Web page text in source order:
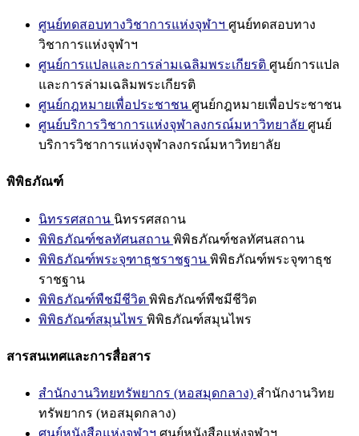
ศูนย์ทดสอบทางวิชาการแห่งจุฬาฯ ศูนย์ทดสอบทาง
วิชาการแห่งจุฬาฯ
ศูนย์การแปลและการล่ามเฉลิมพระเกียรติ ศูนย์การแปล
และการล่ามเฉลิมพระเกียรติ
ศูนย์กฎหมายเพื่อประชาชน ศูนย์กฎหมายเพื่อประชาชน
ศูนย์บริการวิชาการแห่งจุฬาลงกรณ์มหาวิทยาลัย ศูนย์
บริการวิชาการแห่งจุฬาลงกรณ์มหาวิทยาลัย
พิพิธภัณฑ์
นิทรรศสถาน นิทรรศสถาน
พิพิธภัณฑ์ชลทัศนสถาน พิพิธภัณฑ์ชลทัศนสถาน
พิพิธภัณฑ์พระจุฑาธุชราชฐาน พิพิธภัณฑ์พระจุฑาธุช
ราชฐาน
พิพิธภัณฑ์พืชมีชีวิต พิพิธภัณฑ์พืชมีชีวิต
พิพิธภัณฑ์สมุนไพร พิพิธภัณฑ์สมุนไพร
สารสนเทศและการสื่อสาร
สำนักงานวิทยทรัพยากร (หอสมุดกลาง) สำนักงานวิทย
ทรัพยากร (หอสมุดกลาง)
ศูนย์หนังสือแห่งจุฬาฯ ศูนย์หนังสือแห่งจุฬาฯ